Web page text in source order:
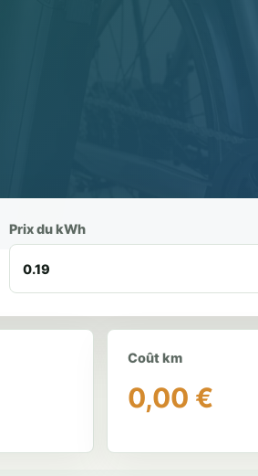
Prix du kWh
Coût km
0,00 €